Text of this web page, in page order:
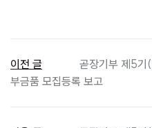
이전 글
곧장기부 제5
부금품 모집등록 보고